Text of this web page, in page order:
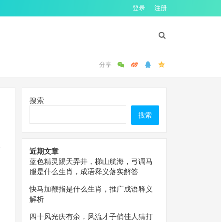
登录 注册
搜索
搜索
近期文章
蓝色精灵踢天弄井，梯山航海，弓调马
服是什么生肖，成语释义落实解答
快马加鞭指是什么生肖，推广成语释义
解析
四十风光庆有余，风流才子俏佳人猜打